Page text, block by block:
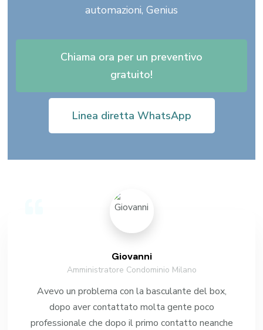
automazioni, Genius
Chiama ora per un preventivo
gratuito!
Linea diretta WhatsApp
Giovanni
Amministratore Condominio Milano
Avevo un problema con la basculante del box,
dopo aver contattato molta gente poco
professionale che dopo il primo contatto neanche